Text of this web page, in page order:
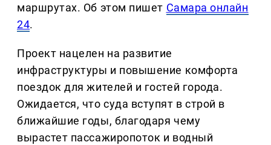
маршрутах. Об этом пишет Самара онлайн
24.
Проект нацелен на развитие
инфраструктуры и повышение комфорта
поездок для жителей и гостей города.
Ожидается, что суда вступят в строй в
ближайшие годы, благодаря чему
вырастет пассажиропоток и водный